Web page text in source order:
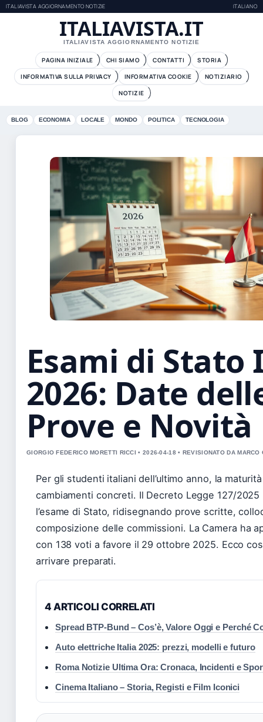
ITALIAVISTA AGGIORNAMENTO NOTIZIE ITALIANO
ITALIAVISTA.IT
ITALIAVISTA AGGIORNAMENTO NOTIZIE
PAGINA INIZIALE CHI SIAMO CONTATTI
STORIA
INFORMATIVA SULLA PRIVACY
INFORMATIVA COOKIE
NOTIZIARIO
NOTIZIE
BLOG ECONOMIA LOCALE MONDO POLITICA TECNOLOGIA
Esami di Stato
2026: Date
Prove e Novità
GIORGIO FEDERICO MORETTI RICCI • 2026-04-18 • REVISIONATO DA MARCO
Per gli studenti italiani dell’ultimo anno, la
cambiamenti concreti. Il Decreto Legge 127/
l’esame di Stato, ridisegnando prove scritte,
composizione delle commissioni. La Camera ha
con 138 voti a favore il 29 ottobre 2025. Ecco
arrivare preparati.
4 ARTICOLI CORRELATI
Spread BTP-Bund – Cos’è, Valore Oggi e Perché
Auto elettriche Italia 2025: prezzi, modelli e futuro
Roma Notizie Ultima Ora: Cronaca, Incidenti e
Cinema Italiano – Storia, Registi e Film Iconici